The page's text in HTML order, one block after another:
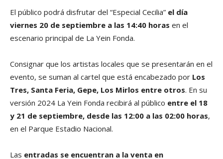
El público podrá disfrutar del “Especial Cecilia” el día
viernes 20 de septiembre a las 14:40 horas en el
escenario principal de La Yein Fonda.
Consignar que los artistas locales que se presentarán en el
evento, se suman al cartel que está encabezado por Los
Tres, Santa Feria, Gepe, Los Mirlos entre otros. En su
versión 2024 La Yein Fonda recibirá al público entre el 18
y 21 de septiembre, desde las 12:00 a las 02:00 horas,
en el Parque Estadio Nacional.
Las entradas se encuentran a la venta en